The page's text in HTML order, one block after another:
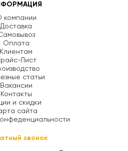
компании
Доставка
Оплата
Клиентам
Лист
статьи
Вакансии
Контакты
и скидки
сайта
звонок